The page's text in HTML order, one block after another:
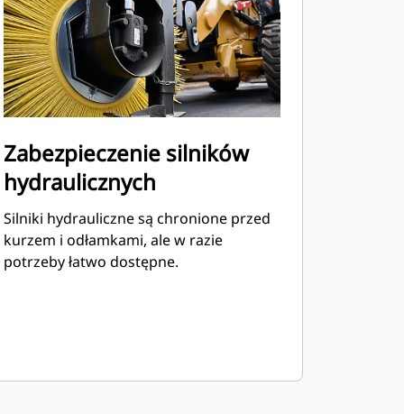
Zabezpieczenie silników
hydraulicznych
Silniki hydrauliczne są chronione przed
kurzem i odłamkami, ale w razie
potrzeby łatwo dostępne.